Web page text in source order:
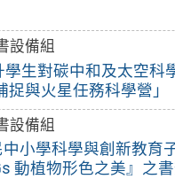
設備組
學生對碳中和及太空科
捉與火星任務科學營」
設備組
小學科學與創新教育
動植物形色之美』之